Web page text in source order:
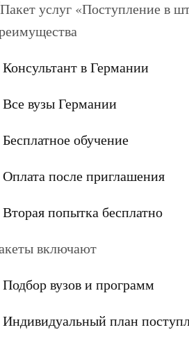
Консультант в Германии
Все вузы Германии
Бесплатное обучение
Оплата после приглашения
Вторая попытка бесплатно
включают
Подбор вузов и программ
Индивидуальный план